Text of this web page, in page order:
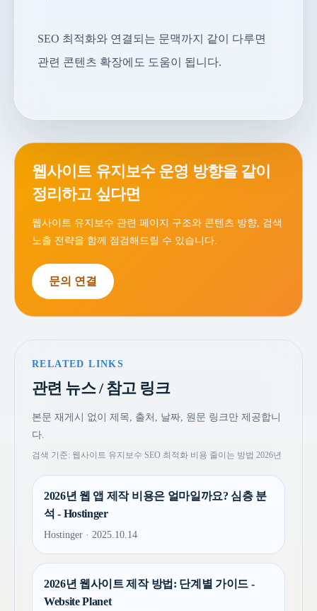
SEO 최적화와 연결되는 문맥까지 같이 다루면
관련 콘텐츠 확장에도 도움이 됩니다.
웹사이트 유지보수 운영 방향을 같이
정리하고 싶다면
웹사이트 유지보수 관련 페이지 구조와 콘텐츠 방향, 검색
노출 전략을 함께 점검해드릴 수 있습니다.
문의 연결
RELATED LINKS
관련 뉴스 / 참고 링크
본문 재게시 없이 제목, 출처, 날짜, 원문 링크만 제공합니
다.
검색 기준: 웹사이트 유지보수 SEO 최적화 비용 줄이는 방법 2026년
2026년 웹 앱 제작 비용은 얼마일까요? 심층 분
석 - Hostinger
Hostinger · 2025.10.14
2026년 웹사이트 제작 방법: 단계별 가이드 -
Website Planet